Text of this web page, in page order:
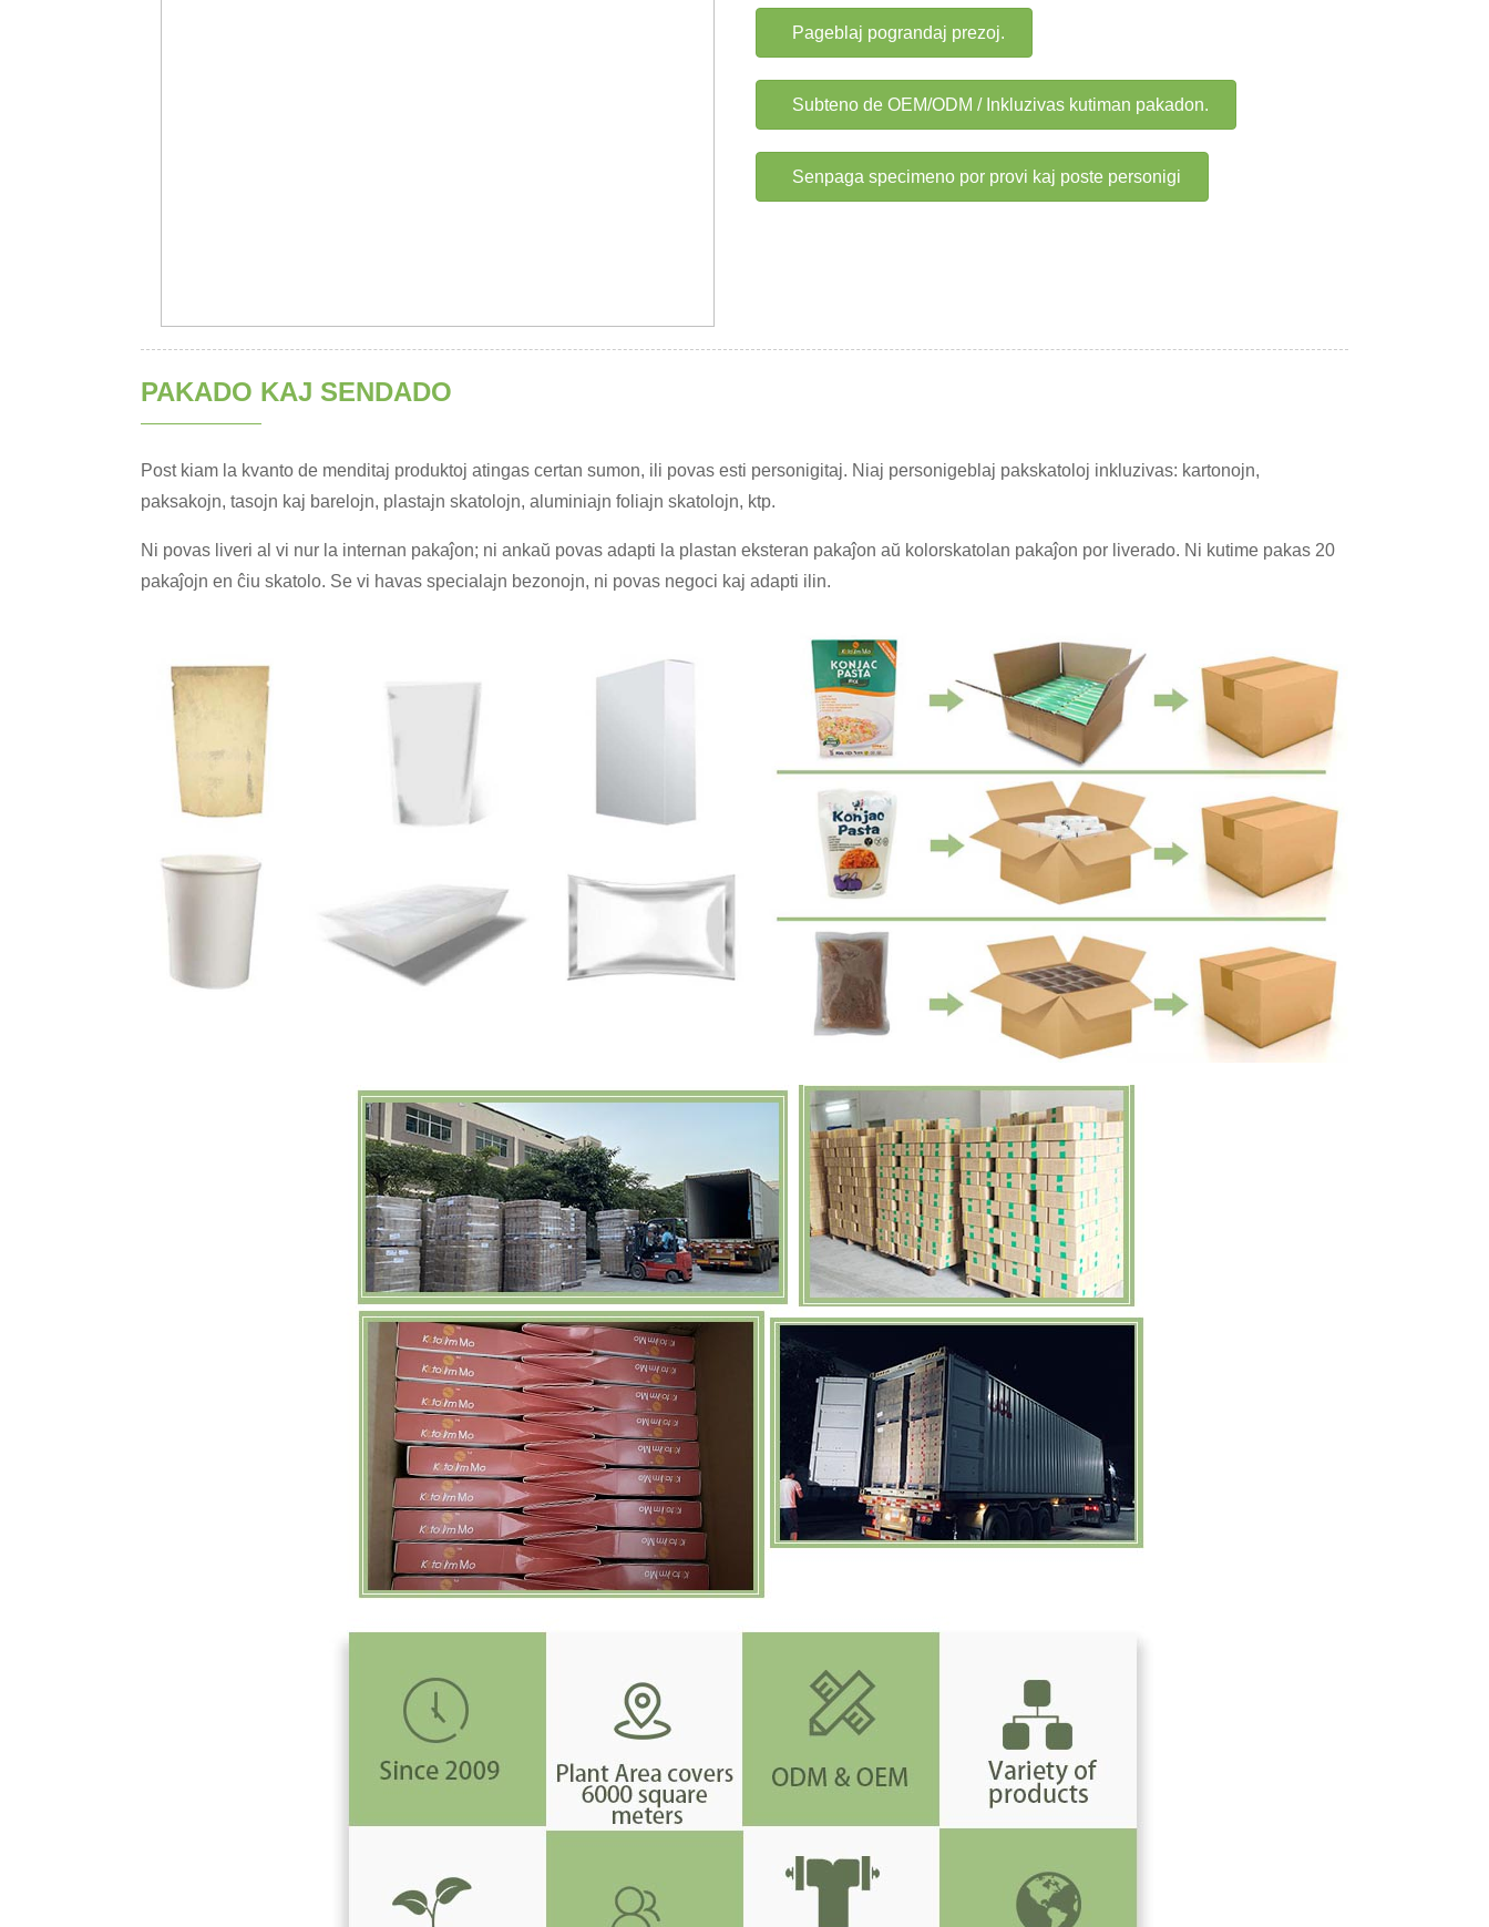
Pageblaj pograndaj prezoj.
Subteno de OEM/ODM / Inkluzivas kutiman pakadon.
Senpaga specimeno por provi kaj poste personigi
PAKADO KAJ SENDADO
Post kiam la kvanto de menditaj produktoj atingas certan sumon, ili povas esti personigitaj. Niaj personigeblaj pakskatoloj inkluzivas: kartonojn,
paksakojn, tasojn kaj barelojn, plastajn skatolojn, aluminiajn foliajn skatolojn, ktp.
Ni povas liveri al vi nur la internan pakaĵon; ni ankaŭ povas adapti la plastan eksteran pakaĵon aŭ kolorskatolan pakaĵon por liverado. Ni kutime pakas 20
pakaĵojn en ĉiu skatolo. Se vi havas specialajn bezonojn, ni povas negoci kaj adapti ilin.